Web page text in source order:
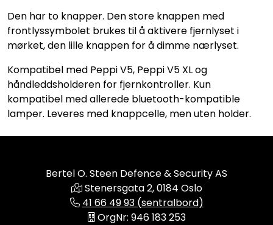
Den har to knapper. Den store knappen med
frontlyssymbolet brukes til å aktivere fjernlyset i
mørket, den lille knappen for å dimme nærlyset.
Kompatibel med Peppi V5, Peppi V5 XL og
håndleddsholderen for fjernkontroller. Kun
kompatibel med allerede bluetooth-kompatible
lamper. Leveres med knappcelle, men uten holder.
Bertel O. Steen Defence & Security AS
Stenersgata 2, 0184 Oslo
41 66 49 93 (sentralbord)
OrgNr: 946 183 253